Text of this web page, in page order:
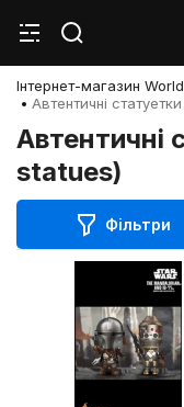
Інтернет-магазин
Автентичні
Автентичні
statues)
Фільтри